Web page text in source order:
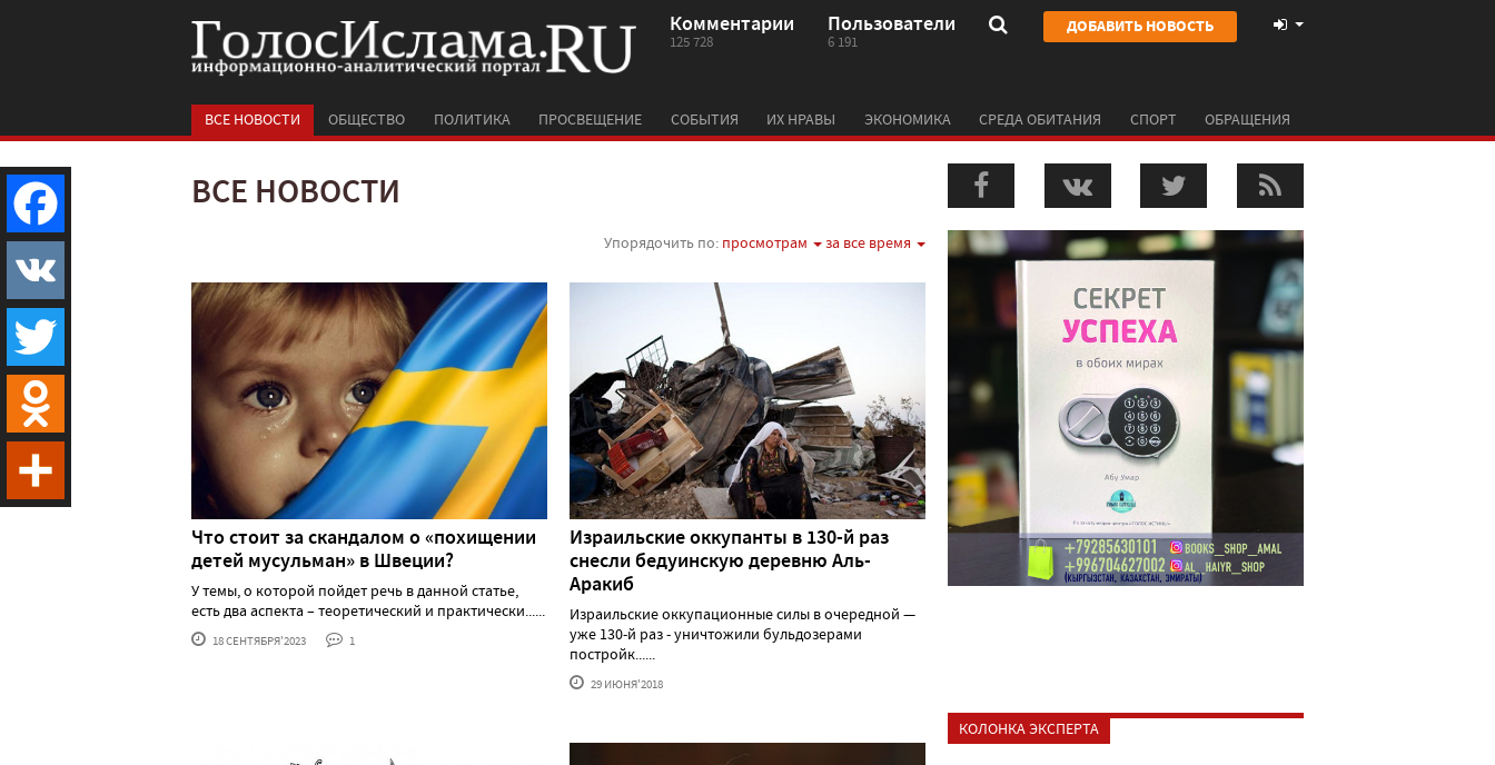
Комментарии
125 728
Пользователи
6 191
ДОБАВИТЬ НОВОСТЬ
ВСЕ НОВОСТИ ОБЩЕСТВО ПОЛИТИКА ПРОСВЕЩЕНИЕ СОБЫТИЯ ИХ НРАВЫ ЭКОНОМИКА СРЕДА ОБИТАНИЯ СПОРТ ОБРАЩЕНИЯ
ВСЕ НОВОСТИ
Упорядочить по: просмотрам за все время
Что стоит за скандалом о «похищении
детей мусульман» в Швеции?
У темы, о которой пойдет речь в данной статье,
есть два аспекта – теоретический и практически......
18 СЕНТЯБРЯ'2023 1
Израильские оккупанты в 130-й раз
снесли бедуинскую деревню Аль-
Аракиб
Израильские оккупационные силы в очередной —
уже 130-й раз - уничтожили бульдозерами
постройк......
29 ИЮНЯ'2018
КОЛОНКА ЭКСПЕРТА
Facebook
VK
Twitter
Odnoklassniki